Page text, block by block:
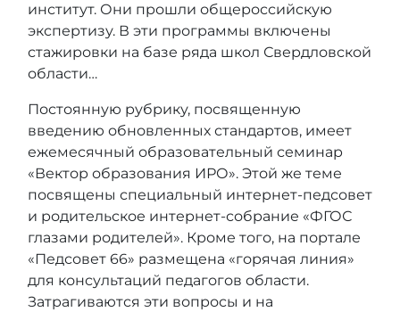
институт. Они прошли общероссийскую
экспертизу. В эти программы включены
стажировки на базе ряда школ Свердловской
области…
Постоянную рубрику, посвященную
введению обновленных стандартов, имеет
ежемесячный образовательный семинар
«Вектор образования ИРО». Этой же теме
посвящены специальный интернет-педсовет
и родительское интернет-собрание «ФГОС
глазами родителей». Кроме того, на портале
«Педсовет 66» размещена «горячая линия»
для консультаций педагогов области.
Затрагиваются эти вопросы и на